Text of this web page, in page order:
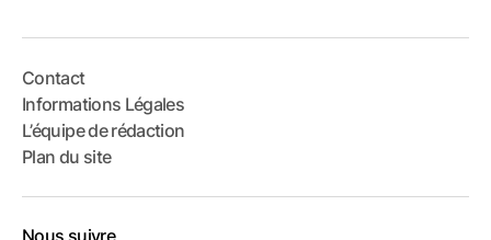
Contact
Informations Légales
L’équipe de rédaction
Plan du site